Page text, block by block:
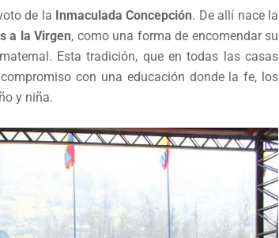
de la Inmaculada Concepción. De allí nace la
a la Virgen, como una forma de encomendar su
Esta tradición, que en todas las casas
con una educación donde la fe, los
y niña.